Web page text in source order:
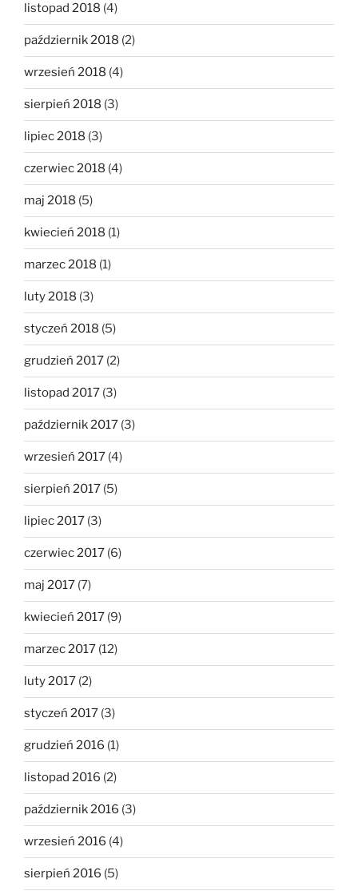
listopad 2018 (4)
październik 2018 (2)
wrzesień 2018 (4)
sierpień 2018 (3)
lipiec 2018 (3)
czerwiec 2018 (4)
maj 2018 (5)
kwiecień 2018 (1)
marzec 2018 (1)
luty 2018 (3)
styczeń 2018 (5)
grudzień 2017 (2)
listopad 2017 (3)
październik 2017 (3)
wrzesień 2017 (4)
sierpień 2017 (5)
lipiec 2017 (3)
czerwiec 2017 (6)
maj 2017 (7)
kwiecień 2017 (9)
marzec 2017 (12)
luty 2017 (2)
styczeń 2017 (3)
grudzień 2016 (1)
listopad 2016 (2)
październik 2016 (3)
wrzesień 2016 (4)
sierpień 2016 (5)